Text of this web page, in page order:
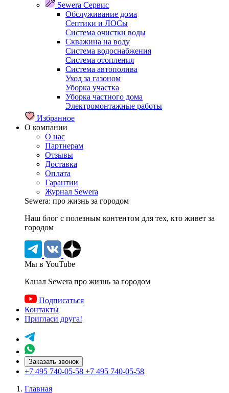
Sewera Сервис
Обслуживание дома
Септики и ЛОСы
Система очистки воды
Скважина на воду
Система водоснабжения
Система отопления
Система автополива
Уход за газоном
Уборка участка
Уборка частного дома
Электромонтажные работы
Избранное
О компании
О нас
Партнерам
Отзывы
Доставка
Оплата
Гарантии
Журнал Sewera
Sewera: про жизнь за городом
Наш блог c полезным контентом для тех, кто живет за
городом
Мы в YouTube
Канал Sewera про жизнь за городом
Подписаться
Контакты
Пригласи друга!
Заказать звонок
+7 495 740-05-58 +7 495 740-05-58
Главная